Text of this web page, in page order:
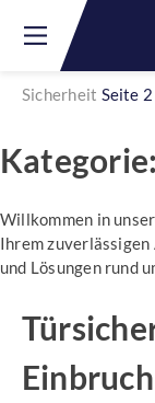
Skip
to
Sicherheit Seite 2
Kategorie:
Willkommen in
Ihrem
und Lösungen rund